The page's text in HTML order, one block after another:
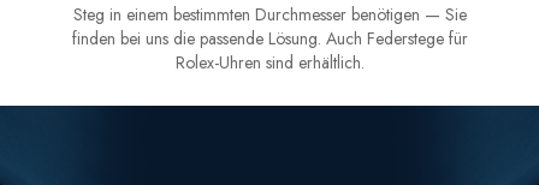
Steg in einem bestimmten Durchmesser benötigen — Sie
finden bei uns die passende Lösung. Auch Federstege für
Rolex-Uhren sind erhältlich.